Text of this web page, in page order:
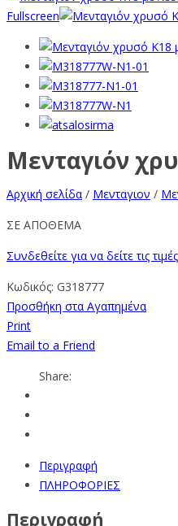
Fullscreen
Μενταγιόν
Αρχική σελίδα / Μενταγιον /
ΣΕ ΑΠΟΘΕΜΑ
Συνδεθείτε για να δείτε τις τιμές
Κωδικός: G318777
Προσθήκη στα Αγαπημένα
Print
Email to a Friend
Share:
Περιγραφή
ΠΛΗΡΟΦΟΡΙΕΣ
Περιγραφή